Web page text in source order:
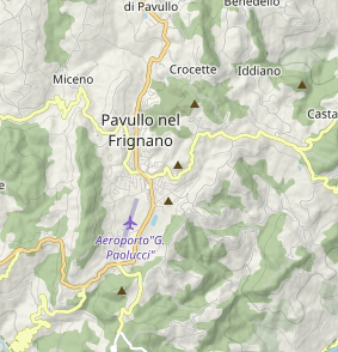
si chiama via Ponte
il nome di via
per 1.2 km sino a
dei gradini e il
2 indicante Pieve di
e si inizia a salire.
metri si incontra il
mantiene sempre la
400/2. Il sentiero
lungo un percorso
nel bosco dove si